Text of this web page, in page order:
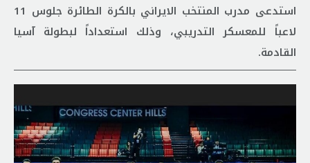
استدعى مدرب المنتخب الايراني بالكرة الطائرة جلوس 11
لاعباً للمعسكر التدريبي، وذلك استعداداً لبطولة آسيا
القادمة.